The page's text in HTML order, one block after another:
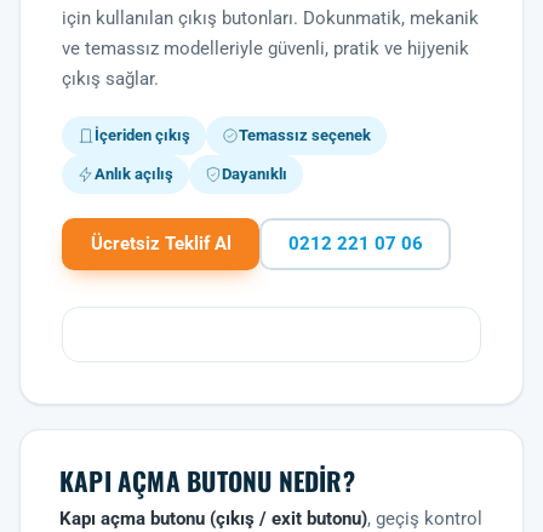
için kullanılan çıkış butonları. Dokunmatik, mekanik
ve temassız modelleriyle güvenli, pratik ve hijyenik
çıkış sağlar.
İçeriden çıkış Temassız seçenek
Anlık açılış Dayanıklı
Ücretsiz Teklif Al 0212 221 07 06
KAPI AÇMA BUTONU NEDIR?
Kapı açma butonu (çıkış / exit butonu), geçiş kontrol